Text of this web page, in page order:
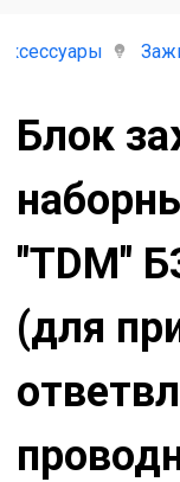
Блок
"TDM"
(для